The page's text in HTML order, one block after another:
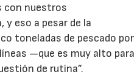
con nuestros
eso a pesar de la
toneladas de pescado por
—que es muy alto para
de rutina”.